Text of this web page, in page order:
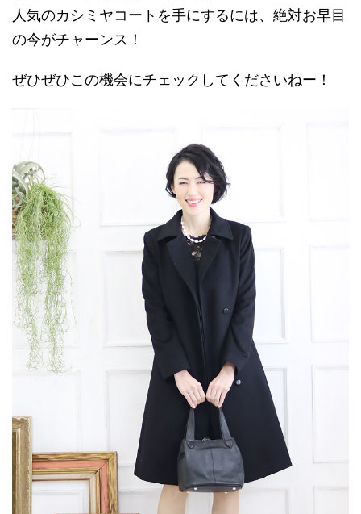
人気のカシミヤコートを手にするには、絶対お早目
の今がチャーンス！
ぜひぜひこの機会にチェックしてくださいねー！